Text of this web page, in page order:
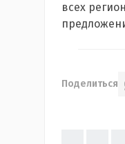
всех
Поделиться